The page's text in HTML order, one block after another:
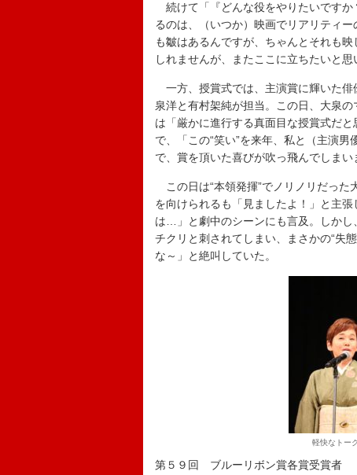
続けて「『どんな役をやりたいです
るのは、（いつか）映画でリアリティ
も皺はあるんですが、ちゃんとそれも
しれませんが、またここに立ちたいと
一方、授賞式では、主演賞に輝いた俳
泉洋と有村架純が担当。この日、大泉
は「厳かに進行する真面目な授賞式だ
で、「この“笑い”を来年、私と（主演
で、賞を頂いた喜びが吹っ飛んでしまい
この日は“本領発揮”でノリノリだった
を向けられるも「見ましたよ！」と主
は…」と劇中のシーンにも言及。しかし
チクリと刺されてしまい、まさかの“失
な～」と絶叫していた。
軽快なトー
第５９回 ブルーリボン賞各賞受賞者